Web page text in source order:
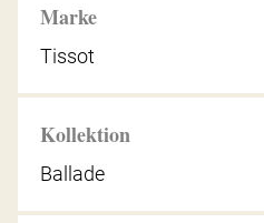
Marke
Tissot
Kollektion
Ballade